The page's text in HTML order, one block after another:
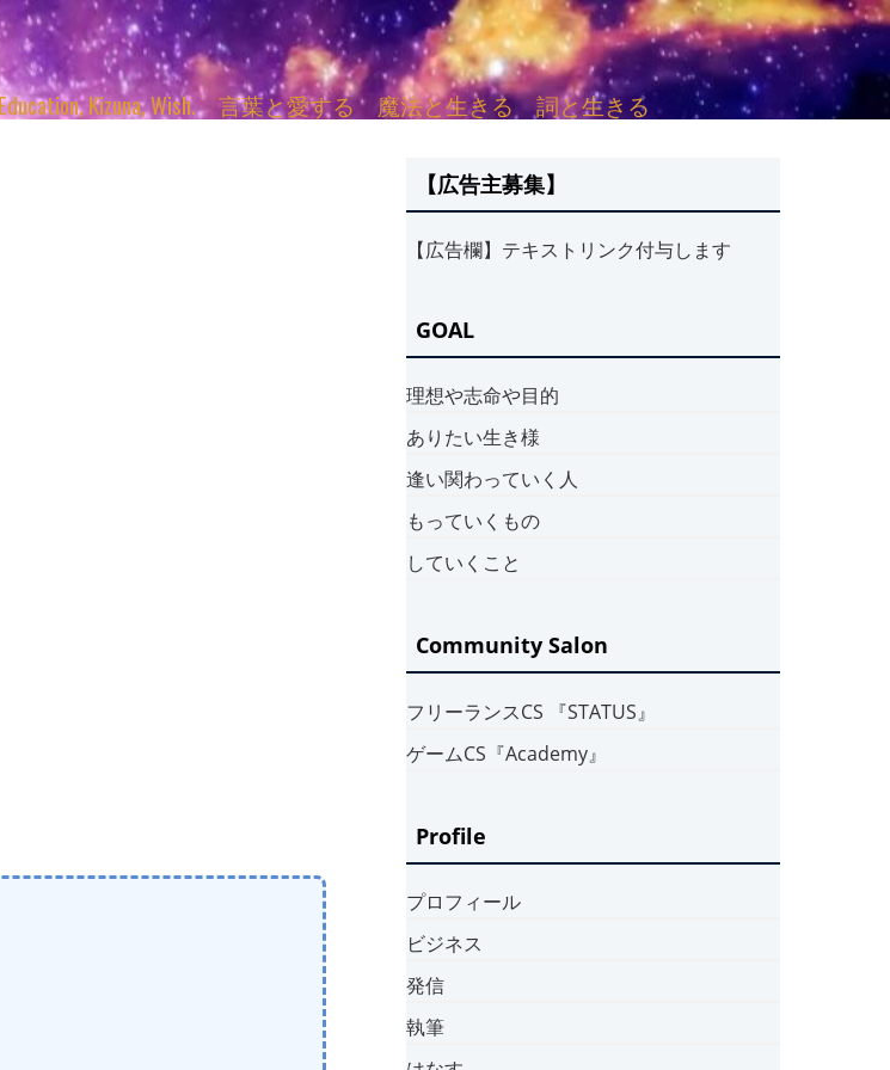
Education, Kizuna, Wish. 言葉と愛する 魔法と生きる 詞と生きる
【広告主募集】
【広告欄】テキストリンク付与します
GOAL
理想や志命や目的
ありたい生き様
逢い関わっていく人
もっていくもの
していくこと
Community Salon
フリーランスCS 『STATUS』
ゲームCS『Academy』
Profile
プロフィール
ビジネス
発信
執筆